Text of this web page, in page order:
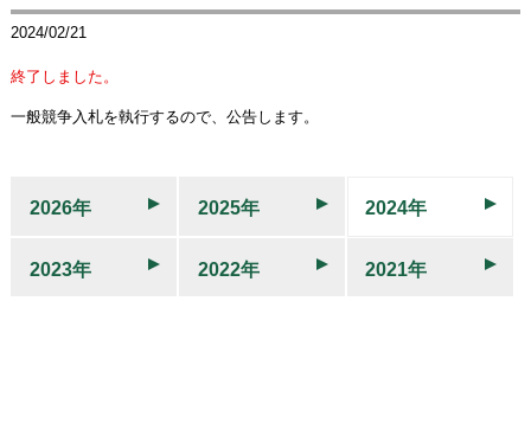
2024/02/21
終了しました。
一般競争入札を執行するので、公告します。
2026年 2025年 2024年
2023年 2022年 2021年